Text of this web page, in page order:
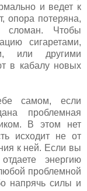
и ведет к
опора потеряна,
сломан. Чтобы
сигаретами,
или другими
в кабалу новых
самом, если
проблемная
В этом нет
исходит не от
к ней. Если вы
энергию
проблемной
напрячь силы и